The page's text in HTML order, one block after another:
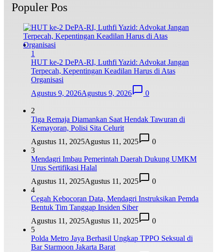
Populer Pos
1
HUT ke-2 DePA-RI, Luthfi Yazid: Advokat Jangan
Terpecah, Kepentingan Keadilan Harus di Atas
Organisasi
Agustus 9, 2026Agustus 9, 2026 0
2
Tiga Remaja Diamankan Saat Hendak Tawuran di
Kemayoran, Polisi Sita Celurit
Agustus 11, 2025Agustus 11, 2025
0
3
Mendagri Imbau Pemerintah Daerah Dukung UMKM
Urus Sertifikasi Halal
Agustus 11, 2025Agustus 11, 2025
0
4
Cegah Kebocoran Data, Mendagri Instruksikan Pemda
Bentuk Tim Tanggap Insiden Siber
Agustus 11, 2025Agustus 11, 2025
0
5
Polda Metro Jaya Berhasil Ungkap TPPO Seksual di
Bar Starmoon Jakarta Barat